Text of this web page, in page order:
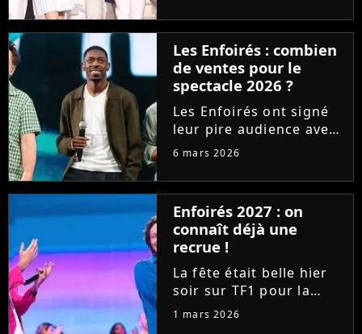
des Enfoirés" avec un
score historiquement
faible. Mais comment
s'en sortent les ventes
du DVD ? Purecharts...
Les Enfoirés : combien
de ventes pour le
spectacle 2026 ?
Les Enfoirés ont signé
leur pire audience avec
le spectacle 2026. Mais
bien vendu ? Découvrez
les premiers chiffres de
ventes sur Purecharts !
6 mars 2026
Enfoirés 2027 : on
connaît déjà une
recrue !
La fête était belle hier
soir sur TF1 pour la
diffusion du spectacle
1 mars 2026